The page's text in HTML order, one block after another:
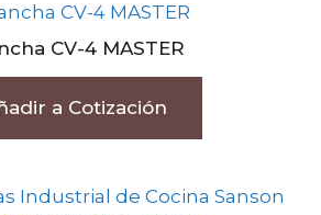
CV-4 MASTER
a Cotización